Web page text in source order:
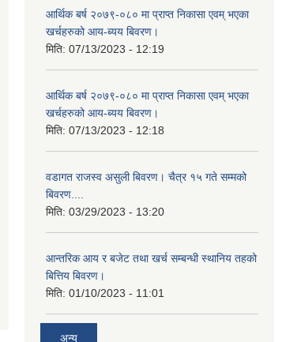
आर्थिक बर्ष २०७९-०८० मा प्राप्त निकासा एवम् भएका
खर्चहरुको आय-ब्यय बिवरण।
मिति: 07/13/2023 - 12:19
आर्थिक बर्ष २०७९-०८० मा प्राप्त निकासा एवम् भएका
खर्चहरुको आय-ब्यय बिवरण।
मिति: 07/13/2023 - 12:18
वडागत राजस्व असुली बिवरण। चैत्र १५ गते सम्मको
बिवरण....
मिति: 03/29/2023 - 13:20
आन्तरिक आय र बजेट तथा खर्च सम्बन्धी स्थानिय तहको
बित्तिय बिवरण।
मिति: 01/10/2023 - 11:01
अन्य